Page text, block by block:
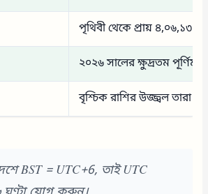
পৃথিবী থেকে প্রায় ৪,০৬,১৩৪
২০২৬ সালের ক্ষুদ্রতম
বৃশ্চিক রাশির উজ্জ্বল তারা
BST = UTC+6, তাই UTC